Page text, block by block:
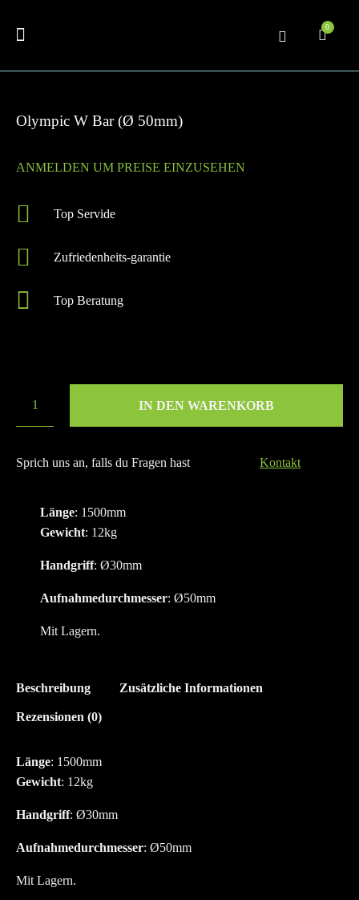
0
Olympic W Bar (Ø 50mm)
ANMELDEN UM PREISE EINZUSEHEN
Top Servide
Zufriedenheits-garantie
Top Beratung
IN DEN WARENKORB
Sprich uns an, falls du Fragen hast Kontakt
Länge: 1500mm
Gewicht: 12kg
Handgriff: Ø30mm
Aufnahmedurchmesser: Ø50mm
Mit Lagern.
Beschreibung Zusätzliche Informationen
Rezensionen (0)
Länge: 1500mm
Gewicht: 12kg
Handgriff: Ø30mm
Aufnahmedurchmesser: Ø50mm
Mit Lagern.